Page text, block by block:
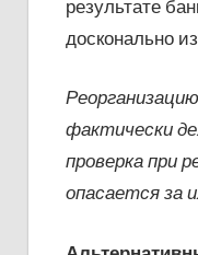
результате
досконально
фактически
проверка при
опасается за